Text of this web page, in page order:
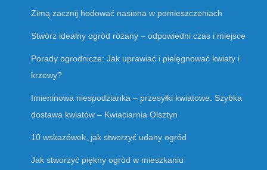
Zimą zacznij hodować nasiona w pomieszczeniach
Stwórz idealny ogród różany – odpowiedni czas i miejsce
Porady ogrodnicze: Jak uprawiać i pielęgnować kwiaty i
krzewy?
Imieninowa niespodzianka – przesyłki kwiatowe. Szybka
dostawa kwiatów – Kwiaciarnia Olsztyn
10 wskazówek, jak stworzyć udany ogród
Jak stworzyć piękny ogród w mieszkaniu